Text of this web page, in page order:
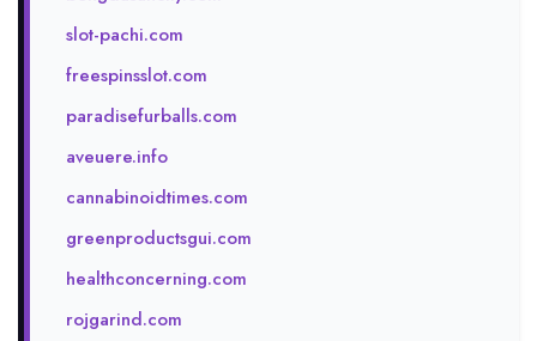
slot-pachi.com
freespinsslot.com
paradisefurballs.com
aveuere.info
cannabinoidtimes.com
greenproductsgui.com
healthconcerning.com
rojgarind.com